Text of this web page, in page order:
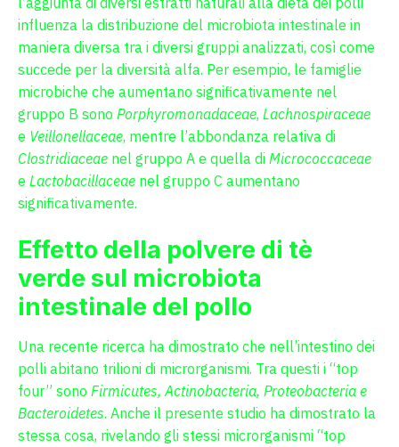
influenza la distribuzione del microbiota intestinale in
maniera diversa tra i diversi gruppi analizzati, così come
succede per la diversità alfa. Per esempio, le famiglie
microbiche che aumentano significativamente nel
gruppo B sono Porphyromonadaceae, Lachnospiraceae
e Veillonellaceae, mentre l’abbondanza relativa di
Clostridiaceae nel gruppo A e quella di Micrococcaceae
e Lactobacillaceae nel gruppo C aumentano
significativamente.
Effetto della polvere di tè
verde sul microbiota
intestinale del pollo
Una recente ricerca ha dimostrato che nell’intestino dei
polli abitano trilioni di microrganismi. Tra questi i “top
four” sono Firmicutes, Actinobacteria, Proteobacteria e
Bacteroidetes. Anche il presente studio ha dimostrato la
stessa cosa, rivelando gli stessi microrganismi “top